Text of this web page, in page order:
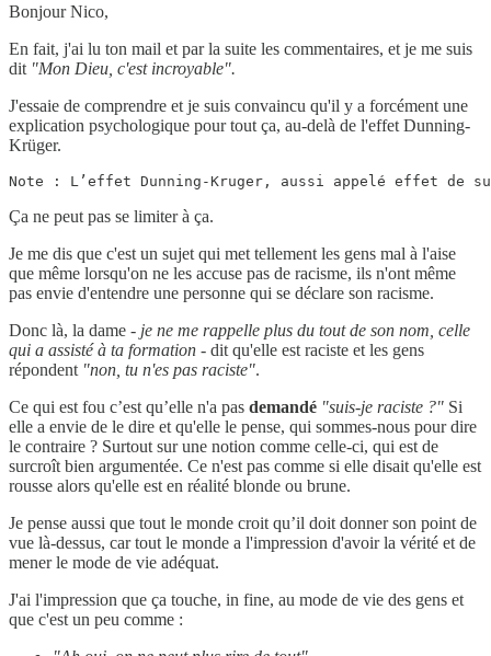
Bonjour Nico,
En fait, j'ai lu ton mail et par la suite les commentaires, et je me suis
dit "Mon Dieu, c'est incroyable".
J'essaie de comprendre et je suis convaincu qu'il y a forcément une
explication psychologique pour tout ça, au-delà de l'effet Dunning-
Krüger.
Note : L’effet Dunning-Kruger, aussi appelé effet de
Ça ne peut pas se limiter à ça.
Je me dis que c'est un sujet qui met tellement les gens mal à l'aise
que même lorsqu'on ne les accuse pas de racisme, ils n'ont même
pas envie d'entendre une personne qui se déclare son racisme.
Donc là, la dame - je ne me rappelle plus du tout de son nom, celle
qui a assisté à ta formation - dit qu'elle est raciste et les gens
répondent "non, tu n'es pas raciste".
Ce qui est fou c’est qu’elle n'a pas demandé "suis-je raciste ?" Si
elle a envie de le dire et qu'elle le pense, qui sommes-nous pour dire
le contraire ? Surtout sur une notion comme celle-ci, qui est de
surcroît bien argumentée. Ce n'est pas comme si elle disait qu'elle est
rousse alors qu'elle est en réalité blonde ou brune.
Je pense aussi que tout le monde croit qu’il doit donner son point de
vue là-dessus, car tout le monde a l'impression d'avoir la vérité et de
mener le mode de vie adéquat.
J'ai l'impression que ça touche, in fine, au mode de vie des gens et
que c'est un peu comme :